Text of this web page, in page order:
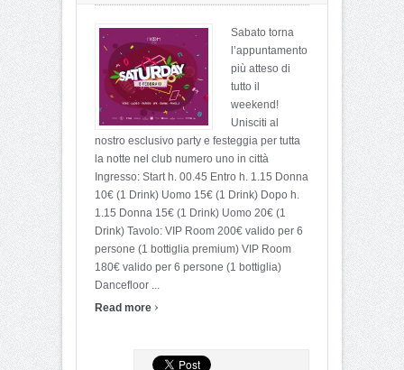
Sabato torna
l’appuntamento
più atteso di
tutto il
weekend!
Unisciti al
nostro esclusivo party e festeggia per tutta
la notte nel club numero uno in città
Ingresso: Start h. 00.45 Entro h. 1.15 Donna
10€ (1 Drink) Uomo 15€ (1 Drink) Dopo h.
1.15 Donna 15€ (1 Drink) Uomo 20€ (1
Drink) Tavolo: VIP Room 200€ valido per 6
persone (1 bottiglia premium) VIP Room
180€ valido per 6 persone (1 bottiglia)
Dancefloor ...
Read more ›